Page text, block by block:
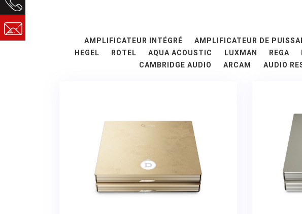
AMPLIFICATEUR INTÉGRÉ
AMPLIFICATEUR DE
HEGEL
ROTEL AQUA ACOUSTIC LUXMAN REGA
CAMBRIDGE AUDIO
ARCAM AUDIO